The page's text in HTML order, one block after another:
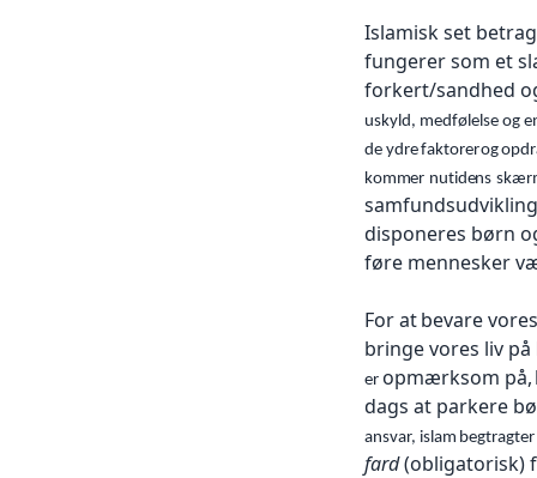
Islamisk set
fungerer som et
forkert/sandhed
uskyld, medfølelse og
de ydrefaktorerog
kommer nutidens
disponeres børn
føre mennesker
For atbevare
bringe vores liv
er opmærksom på,
dags at parkere
ansvar, islam begtragter
fard(obligatorisk)